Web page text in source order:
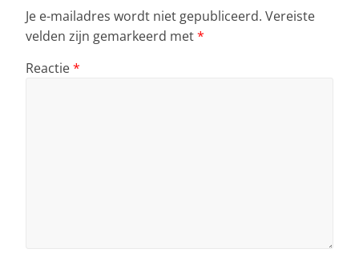
Je e-mailadres wordt niet gepubliceerd. Vereiste
velden zijn gemarkeerd met*
Reactie*